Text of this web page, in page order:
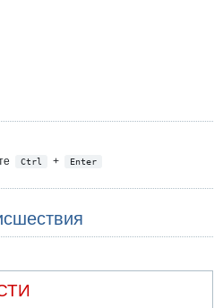
Ctrl + Enter